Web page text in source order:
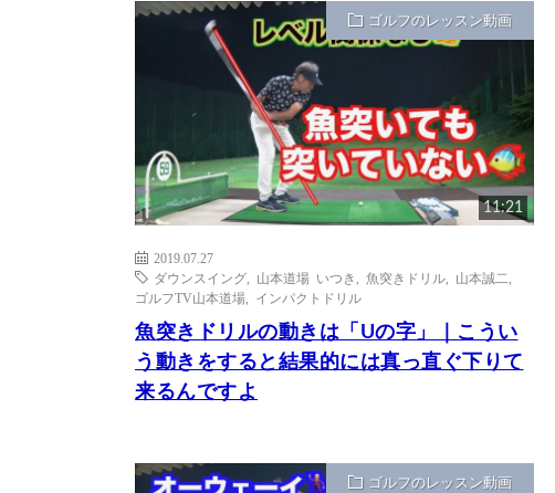
ゴルフのレッスン動画
11:21
2019.07.27
ダウンスイング
山本道場 いつき 魚突きドリル 山本誠二
ゴルフTV山本道場
インパクトドリル
魚突きドリルの動きは「Uの字」｜こうい
う動きをすると結果的には真っ直ぐ下りて
来るんですよ
ゴルフのレッスン動画